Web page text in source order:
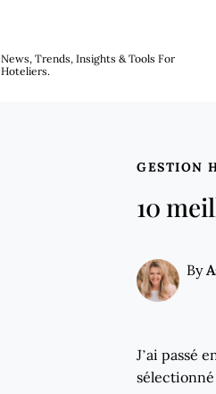
News, Trends, Insights & Tools For
Hoteliers.
GESTION
10
By
J’ai passé